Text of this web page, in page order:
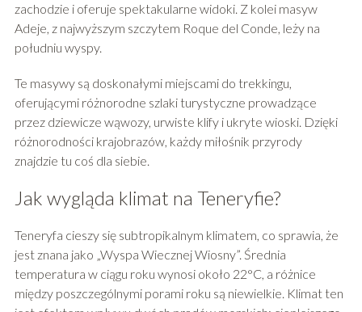
zachodzie i oferuje spektakularne widoki. Z kolei masyw
Adeje, z najwyższym szczytem Roque del Conde, leży na
południu wyspy.
Te masywy są doskonałymi miejscami do trekkingu,
oferującymi różnorodne szlaki turystyczne prowadzące
przez dziewicze wąwozy, urwiste klify i ukryte wioski. Dzięki
różnorodności krajobrazów, każdy miłośnik przyrody
znajdzie tu coś dla siebie.
Jak wygląda klimat na Teneryfie?
Teneryfa cieszy się subtropikalnym klimatem, co sprawia, że
jest znana jako „Wyspa Wiecznej Wiosny”. Średnia
temperatura w ciągu roku wynosi około 22°C, a różnice
między poszczególnymi porami roku są niewielkie. Klimat ten